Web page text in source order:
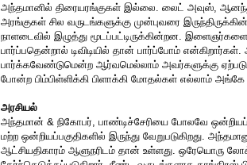
அந்தமானில் திரையரங்குகள் இல்லை. லைட் அவுஸ்,
அரங்குகள் சில வருடங்களுக்கு முன்புவரை
நாளடைவில் இழுத்து மூடப்பட்டிருக்கின்றன. இளைஞர்களை
பார்ப்பதென்றால் டிவிடியில் தான் பார்ப்போம் என்கிறார்கள்.
பார்க்கவேண்டுமென்ற ஆர்வமெல்லாம் அவர்களுக்கு
போன்ற பிம்பிள்ளிக்கி பிளாக்கி மோதல்கள் எல்லாம் அங்கே
அரசியல்
அந்தமான் & நிகோபர், பாண்டிச்சேரியை போலவே
மற்ற ஒன்றியப்பகுதிகளில் இருந்து வேறுபடுகிறது.
ஆட்சியதிகாரம் ஆளுநரிடம் தான் உள்ளது. ஒரேயொரு